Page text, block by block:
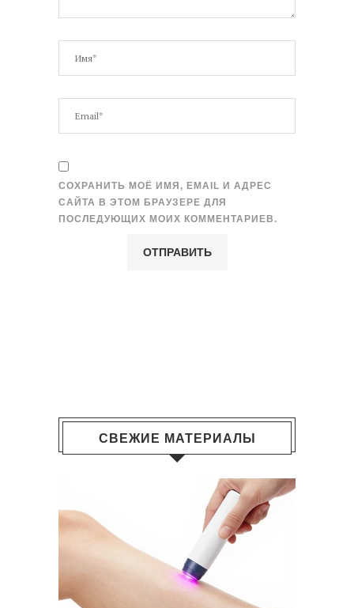
СОХРАНИТЬ МОЁ ИМЯ, EMAIL И АДРЕС
САЙТА В ЭТОМ БРАУЗЕРЕ ДЛЯ
ПОСЛЕДУЮЩИХ МОИХ КОММЕНТАРИЕВ.
СВЕЖИЕ МАТЕРИАЛЫ